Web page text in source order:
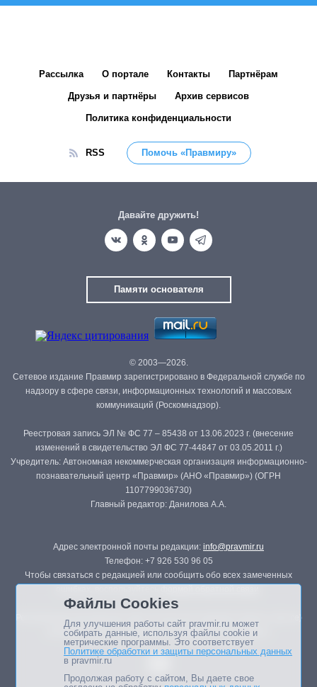
Рассылка О портале Контакты Партнёрам
Друзья и партнёры Архив сервисов
Политика конфиденциальности
RSS Помочь «Правмиру»
Давайте дружить!
Памяти основателя
© 2003—2026.
Сетевое издание Правмир зарегистрировано в Федеральной службе по
надзору в сфере связи, информационных технологий и массовых
коммуникаций (Роскомнадзор).
Реестровая запись ЭЛ № ФС 77 – 85438 от 13.06.2023 г. (внесение
изменений в свидетельство ЭЛ ФС 77-44847 от 03.05.2011 г.)
Учредитель: Автономная некоммерческая организация информационно-
познавательный центр «Правмир» (АНО «Правмир») (ОГРН
1107799036730)
Главный редактор: Данилова А.А.
Адрес электронной почты редакции: info@pravmir.ru
Телефон: +7 926 530 96 05
Чтобы связаться с редакцией или сообщить обо всех замеченных
Републикация материалов сайта в печатных изданиях (книгах, прессе)
возможна только с письменного разрешения редакции.
Файлы Cookies
Для улучшения работы сайт pravmir.ru может
собирать данные, используя файлы cookie и
метрические программы. Это соответствует
Политике обработки и защиты персональных данных
в pravmir.ru
Продолжая работу с сайтом, Вы даете свое